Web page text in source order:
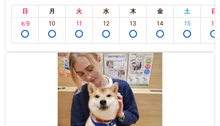
日 月 火 水 木 金 土 日
8/9 10 11 12 13 14 15 16